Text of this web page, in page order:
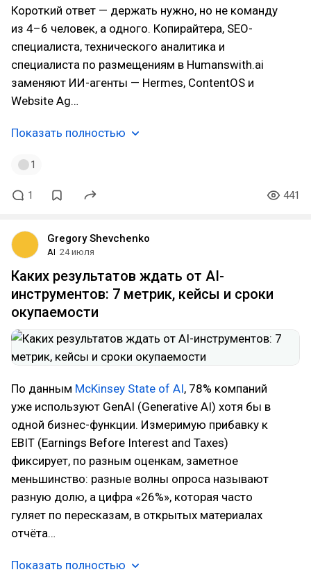
Короткий ответ — держать нужно, но не команду
из 4–6 человек, а одного. Копирайтера, SEO-
специалиста, технического аналитика и
специалиста по размещениям в Humanswith.ai
заменяют ИИ-агенты — Hermes, ContentOS и
Website Ag…
Показать полностью
1
1 441
Gregory Shevchenko
AI 24 июля
Каких результатов ждать от AI-
инструментов: 7 метрик, кейсы и сроки
окупаемости
По данным McKinsey State of AI, 78% компаний
уже используют GenAI (Generative AI) хотя бы в
одной бизнес-функции. Измеримую прибавку к
EBIT (Earnings Before Interest and Taxes)
фиксирует, по разным оценкам, заметное
меньшинство: разные волны опроса называют
разную долю, а цифра «26%», которая часто
гуляет по пересказам, в открытых материалах
отчёта…
Показать полностью